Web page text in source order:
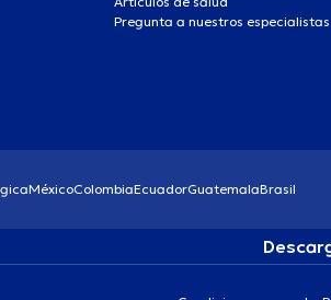
Pregunta a nuestros especialistas
MéxicoColombiaEcuadorGuatemalaBrasil